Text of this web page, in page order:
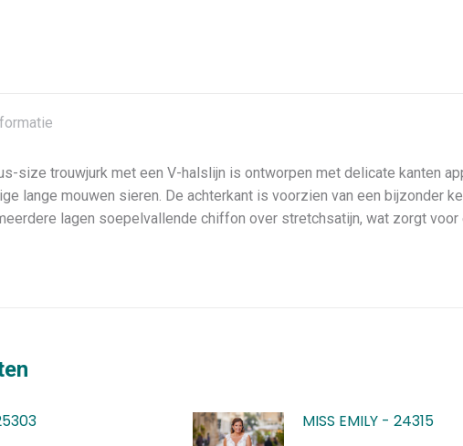
size trouwjurk met een V-halslijn is ontworpen met delicate kanten
lange mouwen sieren. De achterkant is voorzien van een bijzonder
lagen soepelvallende chiffon over stretchsatijn, wat zorgt voor
MISS EMILY - 24315